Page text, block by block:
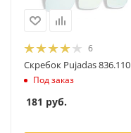
6
Скребок Pujadas 836.110
Под заказ
181 руб.